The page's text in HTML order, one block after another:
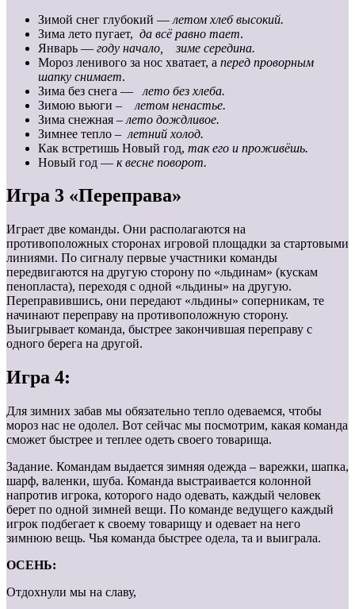
Зимой снег глубокий — летом хлеб высокий.
Зима лето пугает, да всё равно тает.
Январь — году начало, зиме середина.
Мороз ленивого за нос хватает, а перед проворным
шапку снимает.
Зима без снега — лето без хлеба.
Зимою вьюги – летом ненастье.
Зима снежная – лето дождливое.
Зимнее тепло – летний холод.
Как встретишь Новый год, так его и проживёшь.
Новый год — к весне поворот.
Игра 3 «Переправа»
Играет две команды. Они располагаются на
противоположных сторонах игровой площадки за стартовыми
линиями. По сигналу первые участники команды
передвигаются на другую сторону по «льдинам» (кускам
пенопласта), переходя с одной «льдины» на другую.
Переправившись, они передают «льдины» соперникам, те
начинают переправу на противоположную сторону.
Выигрывает команда, быстрее закончившая переправу с
одного берега на другой.
Игра 4:
Для зимних забав мы обязательно тепло одеваемся, чтобы
мороз нас не одолел. Вот сейчас мы посмотрим, какая команда
сможет быстрее и теплее одеть своего товарища.
Задание. Командам выдается зимняя одежда – варежки, шапка,
шарф, валенки, шуба. Команда выстраивается колонной
напротив игрока, которого надо одевать, каждый человек
берет по одной зимней вещи. По команде ведущего каждый
игрок подбегает к своему товарищу и одевает на него
зимнюю вещь. Чья команда быстрее одела, та и выиграла.
ОСЕНЬ:
Отдохнули мы на славу,